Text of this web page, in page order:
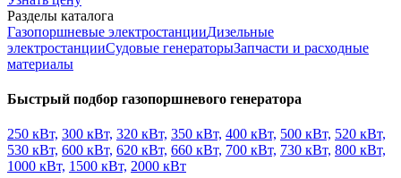
Разделы каталога
Газопоршневые электростанцииДизельные
электростанцииСудовые генераторыЗапчасти и расходные
материалы
Быстрый подбор газопоршневого генератора
250 кВт, 300 кВт, 320 кВт, 350 кВт, 400 кВт, 500 кВт, 520 кВт,
530 кВт, 600 кВт, 620 кВт, 660 кВт, 700 кВт, 730 кВт, 800 кВт,
1000 кВт, 1500 кВт, 2000 кВт